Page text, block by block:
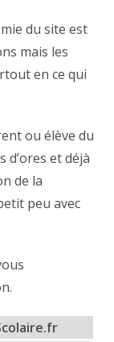
du site est
mais les
en ce qui
ou élève du
d’ores et déjà
de la
peu avec